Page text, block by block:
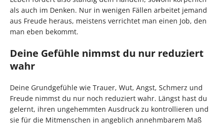
als auch im Denken. Nur in wenigen Fällen arbeitet jemand
aus Freude heraus, meistens verrichtet man einen Job, den
man eben bekommt.
Deine Gefühle nimmst du nur reduziert
wahr
Deine Grundgefühle wie Trauer, Wut, Angst, Schmerz und
Freude nimmst du nur noch reduziert wahr. Längst hast du
gelernt, ihren ungehemmten Ausdruck zu kontrollieren und
sie für die Mitmenschen in angeblich annehmbarem Maß